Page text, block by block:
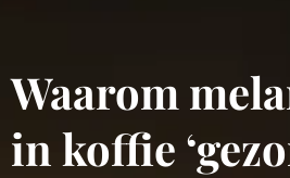
Waarom
in koffie